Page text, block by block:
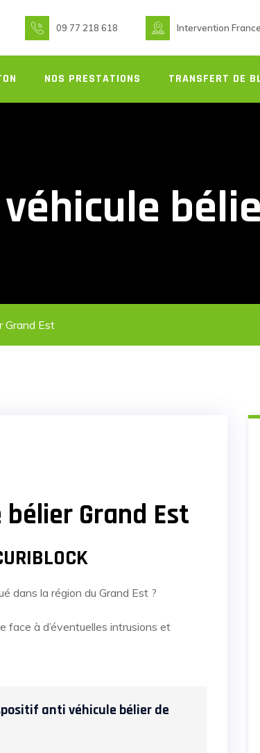
09 77 218 618 Intervention
NOS PRESTATIONS TRANSFERT DE
Grand Est
Grand Est
dans la région du Grand Est ?
face à d’éventuelles intrusions et
anti véhicule bélier de